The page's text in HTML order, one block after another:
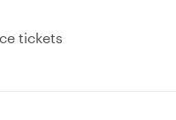
tickets